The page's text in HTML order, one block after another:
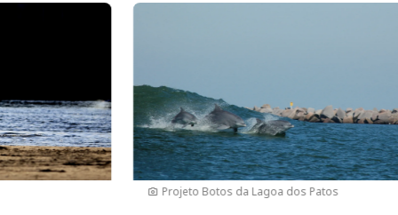
Imagem
Mysticeta Films